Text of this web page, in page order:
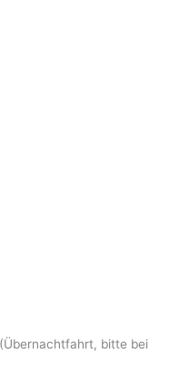
bitte bei